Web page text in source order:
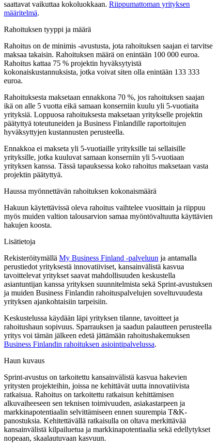
saattavat vaikuttaa kokoluokkaan. Riippumattoman yrityksen
määritelmä.
Rahoituksen tyyppi ja määrä
Rahoitus on de minimis -avustusta, jota rahoituksen saajan ei tarvitse
maksaa takaisin. Rahoituksen määrä on enintään 100 000 euroa.
Rahoitus kattaa 75 % projektin hyväksytyistä
kokonaiskustannuksista, jotka voivat siten olla enintään 133 333
euroa.
Rahoituksesta maksetaan ennakkona 70 %, jos rahoituksen saajan
ikä on alle 5 vuotta eikä samaan konserniin kuulu yli 5-vuotiaita
yrityksiä. Loppuosa rahoituksesta maksetaan yritykselle projektin
päätyttyä toteutuneiden ja Business Finlandille raportoitujen
hyväksyttyjen kustannusten perusteella.
Ennakkoa ei makseta yli 5-vuotiaille yrityksille tai sellaisille
yrityksille, jotka kuuluvat samaan konserniin yli 5-vuotiaan
yrityksen kanssa. Tässä tapauksessa koko rahoitus maksetaan vasta
projektin päätyttyä.
Haussa myönnettävän rahoituksen kokonaismäärä
Hakuun käytettävissä oleva rahoitus vaihtelee vuosittain ja riippuu
myös muiden valtion talousarvion samaa myöntövaltuutta käyttävien
hakujen koosta.
Lisätietoja
Rekisteröitymällä My Business Finland -palveluun ja antamalla
perustiedot yrityksestä innovatiiviset, kansainvälistä kasvua
tavoittelevat yritykset saavat mahdollisuuden keskustella
asiantuntijan kanssa yrityksen suunnitelmista sekä Sprint-avustuksen
ja muiden Business Finlandin rahoituspalvelujen soveltuvuudesta
yrityksen ajankohtaisiin tarpeisiin.
Keskustelussa käydään läpi yrityksen tilanne, tavoitteet ja
rahoitushaun sopivuus. Sparrauksen ja saadun palautteen perusteella
yritys voi tämän jälkeen edetä jättämään rahoitushakemuksen
Business Finlandin rahoituksen asiointipalvelussa.
Haun kuvaus
Sprint-avustus on tarkoitettu kansainvälistä kasvua hakevien
yritysten projekteihin, joissa ne kehittävät uutta innovatiivista
ratkaisua. Rahoitus on tarkoitettu ratkaisun kehittämisen
alkuvaiheeseen sen teknisen toimivuuden, asiakastarpeen ja
markkinapotentiaalin selvittämiseen ennen suurempia T&K-
panostuksia. Kehitettävällä ratkaisulla on oltava merkittävää
kansainvälistä kilpailuetua ja markkinapotentiaalia sekä edellytykset
nopeaan, skaalautuvaan kasvuun.